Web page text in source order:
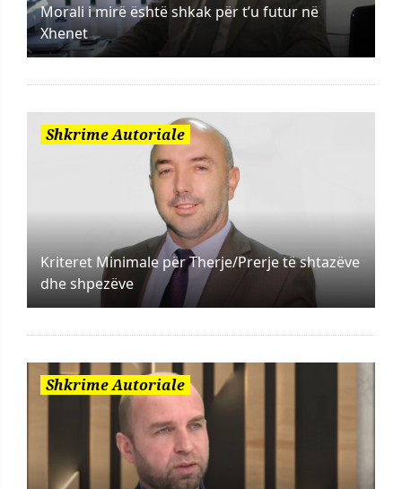
Morali i mirë është shkak për t’u futur në
Xhenet
Shkrime Autoriale
Kriteret Minimale për Therje/Prerje të shtazëve
dhe shpezëve
Shkrime Autoriale